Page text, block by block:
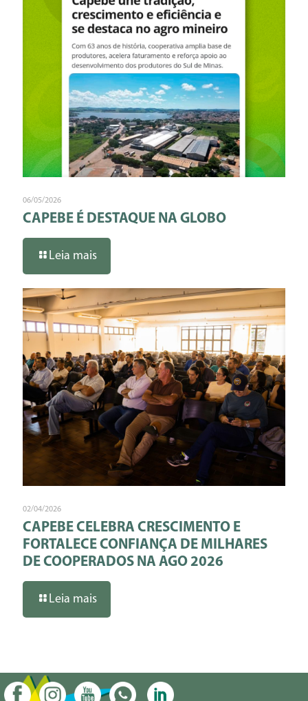
06/05/2026
CAPEBE É DESTAQUE NA GLOBO
Leia mais
02/04/2026
CAPEBE CELEBRA CRESCIMENTO E
FORTALECE CONFIANÇA DE MILHARES
DE COOPERADOS NA AGO 2026
Leia mais